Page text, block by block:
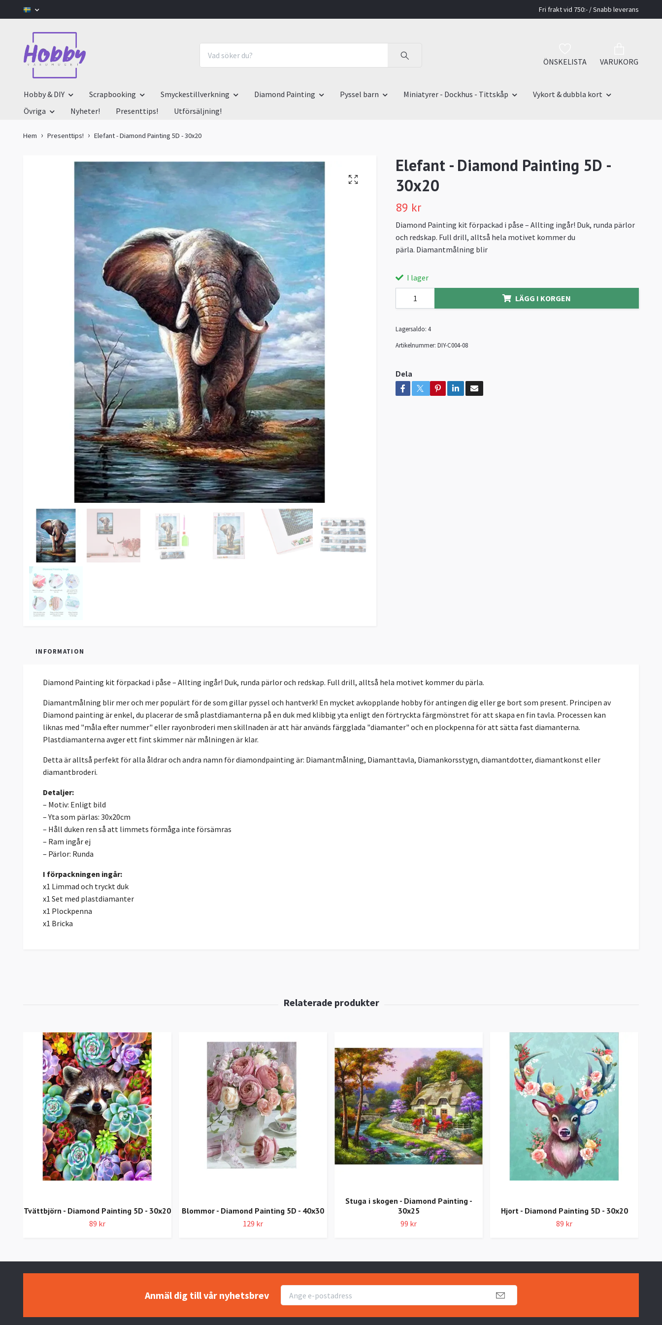
Fri frakt vid 750:- / Snabb leverans
ÖNSKELISTA VARUKORG
Hobby & DIY Scrapbooking Smyckestillverkning Diamond Painting Pyssel barn Miniatyrer - Dockhus - Tittskåp
Vykort & dubbla kort
Övriga
Nyheter! Presenttips! Utförsäljning!
Hem Presenttips! Elefant - Diamond Painting 5D - 30x20
Elefant - Diamond Painting 5D -
30x20
89 kr
Diamond Painting kit förpackad i påse – Allting ingår! Duk, runda pärlor
och redskap. Full drill, alltså hela motivet kommer du
pärla. Diamantmålning blir
I lager
LÄGG I KORGEN
Lagersaldo: 4
Artikelnummer: DIY-C004-08
Dela
INFORMATION
Diamond Painting kit förpackad i påse – Allting ingår! Duk, runda pärlor och redskap. Full drill, alltså hela motivet kommer du pärla.
Diamantmålning blir mer och mer populärt för de som gillar pyssel och hantverk! En mycket avkopplande hobby för antingen dig eller ge bort som present. Principen av
Diamond painting är enkel, du placerar de små plastdiamanterna på en duk med klibbig yta enligt den förtryckta färgmönstret för att skapa en fin tavla. Processen kan
liknas med "måla efter nummer" eller rayonbroderi men skillnaden är att här används färgglada "diamanter" och en plockpenna för att sätta fast diamanterna.
Plastdiamanterna avger ett fint skimmer när målningen är klar.
Detta är alltså perfekt för alla åldrar och andra namn för diamondpainting är: Diamantmålning, Diamanttavla, Diamankorsstygn, diamantdotter, diamantkonst eller
diamantbroderi.
Detaljer:
– Motiv: Enligt bild
– Yta som pärlas: 30x20cm
– Håll duken ren så att limmets förmåga inte försämras
– Ram ingår ej
– Pärlor: Runda
I förpackningen ingår:
x1 Limmad och tryckt duk
x1 Set med plastdiamanter
x1 Plockpenna
x1 Bricka
Tvättbjörn - Diamond Painting 5D - 30x20
89 kr
Blommor - Diamond Painting 5D - 40x30
129 kr
Stuga i skogen - Diamond Painting -
30x25
99 kr
Hjort - Diamond Painting 5D - 30x20
89 kr
Anmäl dig till vår nyhetsbrev